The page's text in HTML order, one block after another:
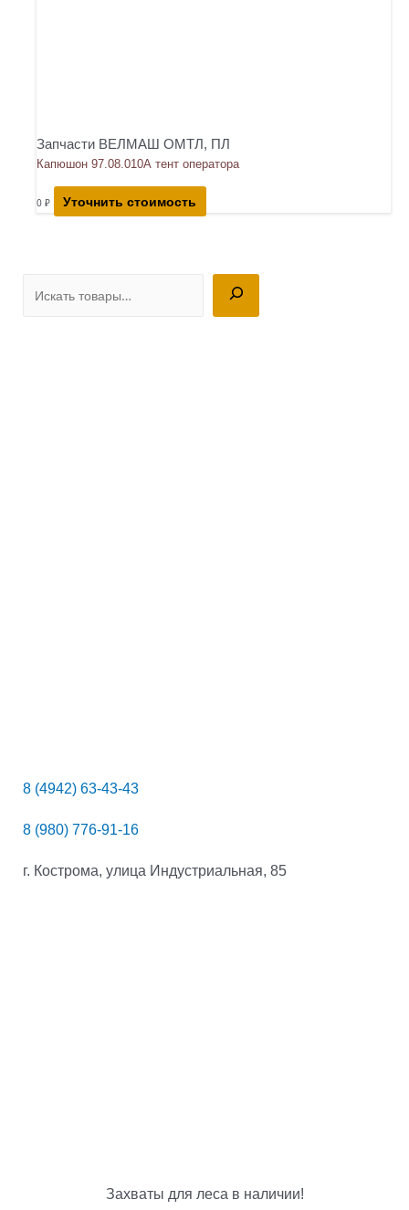
8 (4942) 63-43-43
8 (980) 776-91-16
г. Кострома, улица Индустриальная, 85
Захваты для леса в наличии!
Запчасти ВЕЛМАШ ОМТЛ, ПЛ
Капюшон 97.08.010А тент оператора
0 ₽ Уточнить стоимость